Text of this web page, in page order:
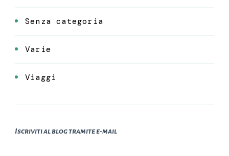
Senza categoria
Varie
Viaggi
Iscriviti al blog tramite e-mail